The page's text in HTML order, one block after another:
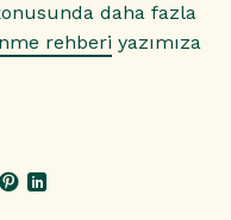
daha fazla
rehberi yazımıza